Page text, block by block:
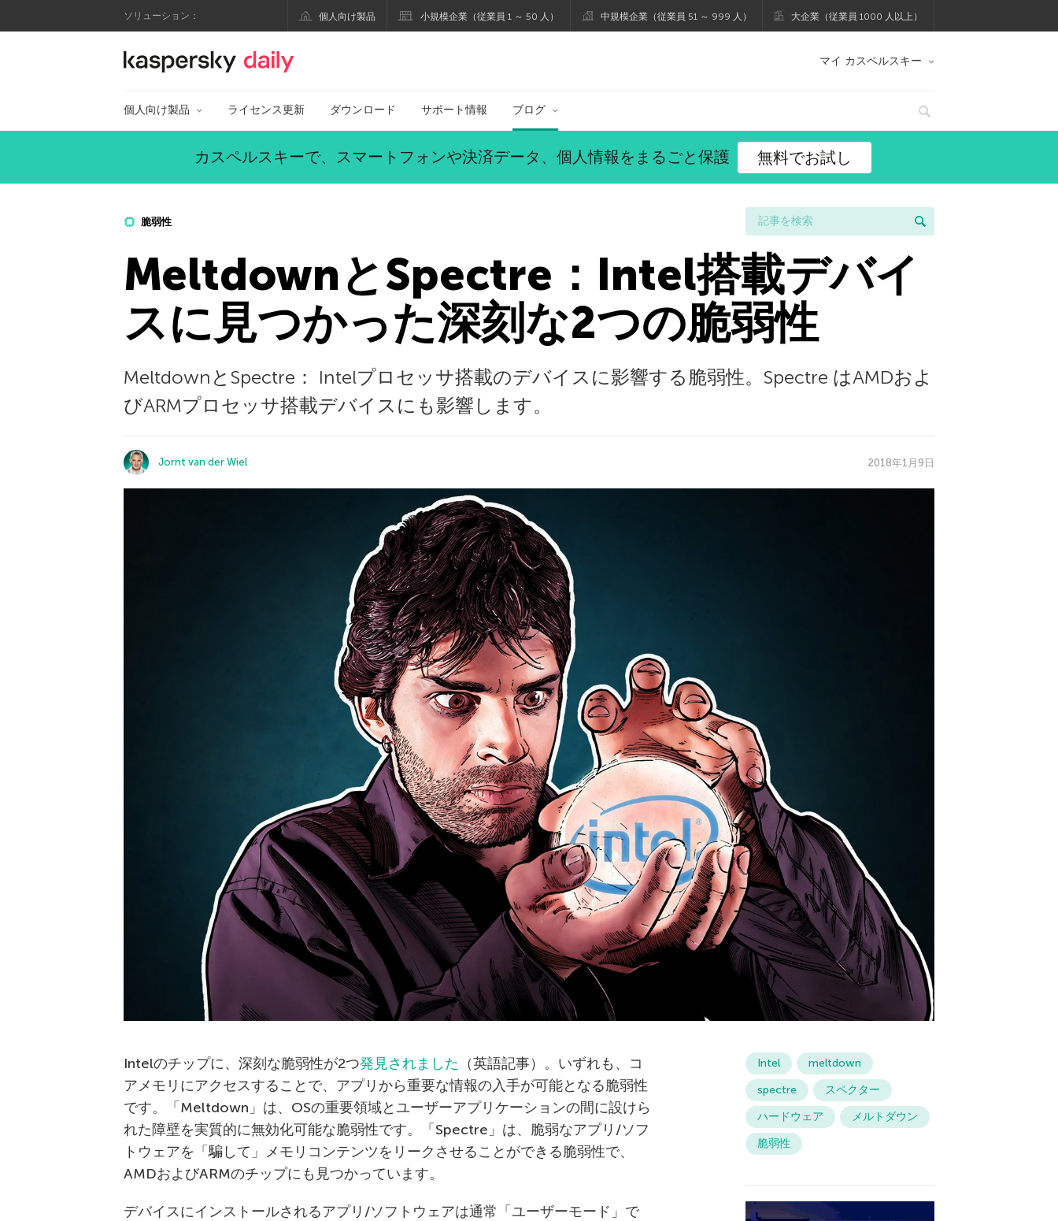
ソリューション： 個人向け製品 小規模企業（従業員 1 ～ 50 人） 中規模企業（従業員 51 ～ 999 人） 大企業（従業員 1000 人以上）
カスペルスキー公式ブログ マイ カスペルスキー
個人向け製品 ライセンス更新 ダウンロード サポート情報 ブログ
カスペルスキーで、スマートフォンや決済データ、個人情報をまるごと保護 無料でお試し
脆弱性
MeltdownとSpectre：Intel搭載デバイ
スに見つかった深刻な2つの脆弱性
MeltdownとSpectre： Intelプロセッサ搭載のデバイスに影響する脆弱性。Spectre はAMDおよ
びARMプロセッサ搭載デバイスにも影響します。
Jornt van der Wiel 2018年1月9日
Intelのチップに、深刻な脆弱性が2つ発見されました （英語記事）。いずれも、コ
アメモリにアクセスすることで、アプリから重要な情報の入手が可能となる脆弱性
です。「Meltdown」は、OSの重要領域とユーザーアプリケーションの間に設けら
れた障壁を実質的に無効化可能な脆弱性です。「Spectre」は、脆弱なアプリ/ソフ
トウェアを「騙して」メモリコンテンツをリークさせることができる脆弱性で、
AMDおよびARMのチップにも見つかっています。
デバイスにインストールされるアプリ/ソフトウェアは通常「ユーザーモード」で
Intel
meltdown
spectre
スペクター
ハードウェア
メルトダウン
脆弱性